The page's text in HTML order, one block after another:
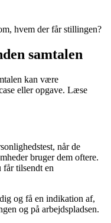
hvem der får stillingen?
samtalen
kan være
eller opgave. Læse
når de
bruger dem oftere.
får tilsendt en
og få en indikation af,
og på arbejdspladsen.